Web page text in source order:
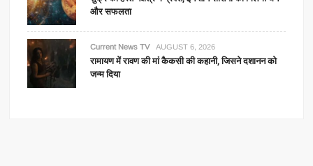
और सफलता
Current News TV AUGUST 6, 2026
रामायण में रावण की मां कैकसी की कहानी, जिसने दशानन को
जन्म दिया